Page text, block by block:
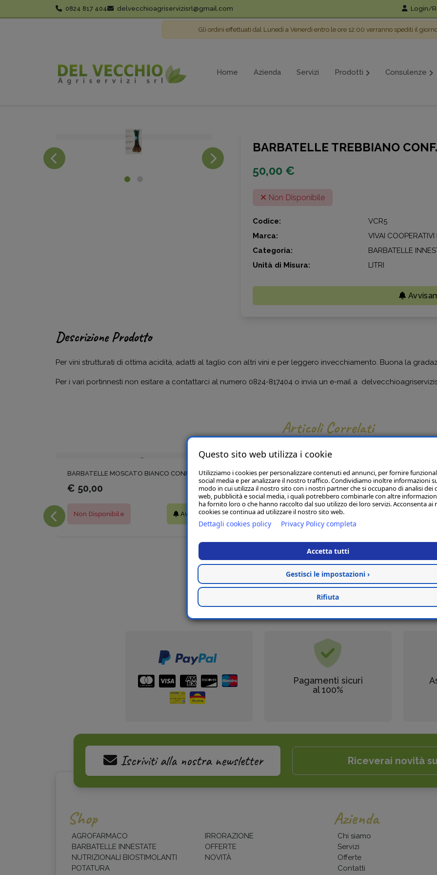
0824 817 404 delvecchioagriservizisrl@gmail.com Login/
Gli ordini effettuati dal Lunedì a Venerdì entro le ore 12:00 verranno spediti il
Home Azienda Servizi Prodotti Consulenze
BARBATELLE TREBBIANO
50,00 €
Non Disponibile
Codice:
VCR5
Marca:
VIVAI
Categoria:
BARBATELLE
Unità di Misura:
LITRI
Descrizione Prodotto
Per vini strutturati di ottima acidità, adatti al taglio con altri vini e per leggero invecchiamento. Buona la
Per i vari portinnesti non esitare a contattarci al numero 0824-817404 o invia un e-mail a
Articoli Correlati
BARBATELLE MOSCATO BIANCO CONF.25 PEZZI
€ 50,00
Non Disponibile Avvisami
BARBATELLE LAMBRUSCO MAESTRI CONF.25 PEZZI
€ 50,00
Non Disponibile
Pagamenti sicuri
al 100%
Iscriviti alla nostra newsletter Riceverai novità
Shop
AGROFARMACO
BARBATELLE INNESTATE
NUTRIZIONALI BIOSTIMOLANTI
POTATURA
IRRORAZIONE
OFFERTE
NOVITÀ
Azienda
Chi siamo
Servizi
Offerte
Contatti
Questo sito web utilizza i cookie
Utilizziamo i cookies per personalizzare contenuti ed annunci, per fornire
social media e per analizzare il nostro traffico. Condividiamo inoltre informazioni
modo in cui utilizza il nostro sito con i nostri partner che si occupano di analisi dei
web, pubblicità e social media, i quali potrebbero combinarle con altre
ha fornito loro o che hanno raccolto dal suo utilizzo dei loro servizi. Acconsenta ai
cookies se continua ad utilizzare il nostro sito web.
Dettagli cookies policy Privacy Policy completa
Accetta tutti
Gestisci le impostazioni ›
Rifiuta